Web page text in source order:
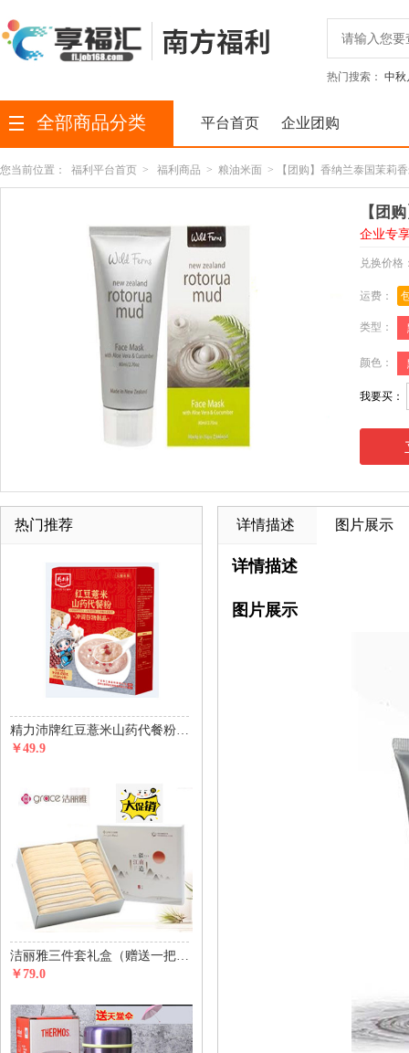
热门搜索： 中秋
全部商品分类 平台首页 企业团购
您当前位置： 福利平台首页 > 福利商品 > 粮油米面 > 【团购】香纳兰泰国茉莉
【团
企业专
兑换价格
运费：
类型：
颜色：
我要买：
热门推荐
精力沛牌红豆薏米山药代餐粉450g(30g*15包)
￥49.9
洁丽雅三件套礼盒（赠送一把价值29元天堂伞）
￥79.0
详情描述 图片展示
详情描述
图片展示